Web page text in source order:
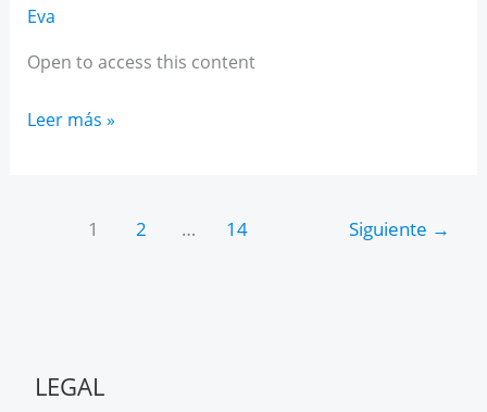
Eva
Open to access this content
Intensivo
Andalucía
Leer más »
1 2 … 14 Siguiente →
LEGAL